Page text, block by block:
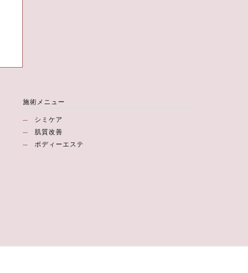
施術メニュー
シミケア
肌質改善
ボディーエステ